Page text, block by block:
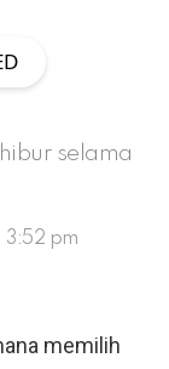
selama
3:52 pm
memilih